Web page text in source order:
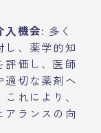
入機会: 多く
し、薬学的知
評価し、医師
適切な薬剤へ
れにより、
アランスの向